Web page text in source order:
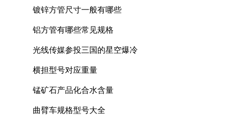
镀锌方管尺寸一般有哪些
铝方管有哪些常见规格
光线传媒参投三国的星空爆冷
横担型号对应重量
锰矿石产品化合水含量
曲臂车规格型号大全